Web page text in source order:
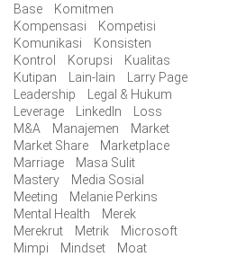
Base
Komitmen
Kompensasi
Kompetisi
Komunikasi
Konsisten
Kontrol
Korupsi
Kualitas
Kutipan
Lain-lain
Larry Page
Leadership
Legal & Hukum
Leverage
LinkedIn
Loss
M&A
Manajemen
Market
Market Share
Marketplace
Marriage
Masa Sulit
Mastery
Media Sosial
Meeting
Melanie Perkins
Mental Health
Merek
Merekrut
Metrik
Microsoft
Mimpi
Mindset
Moat